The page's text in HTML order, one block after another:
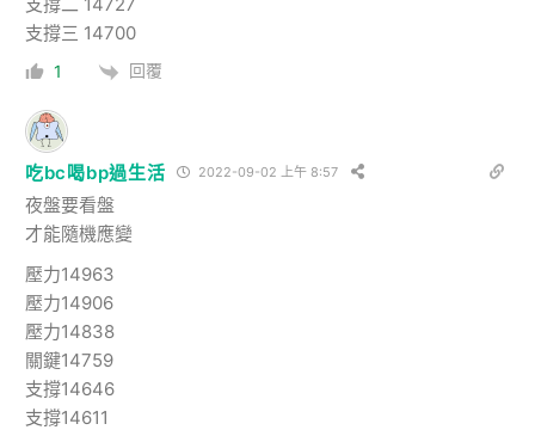
支撐二 14727
支撐三 14700
1 回覆
吃bc喝bp過生活 2022-09-02 上午 8:57
夜盤要看盤
才能隨機應變
壓力14963
壓力14906
壓力14838
關鍵14759
支撐14646
支撐14611